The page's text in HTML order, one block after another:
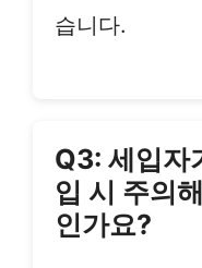
습니다.
Q3: 세입자
입 시 주의
인가요?